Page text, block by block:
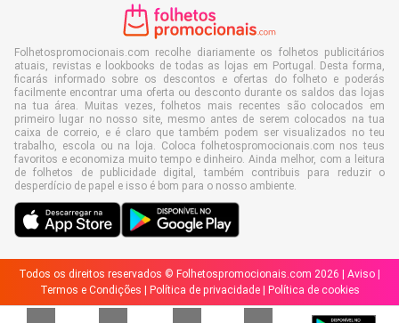
Folhetospromocionais.com recolhe diariamente os folhetos publicitários
atuais, revistas e lookbooks de todas as lojas em Portugal. Desta forma,
ficarás informado sobre os descontos e ofertas do folheto e poderás
facilmente encontrar uma oferta ou desconto durante os saldos das lojas
na tua área. Muitas vezes, folhetos mais recentes são colocados em
primeiro lugar no nosso site, mesmo antes de serem colocados na tua
caixa de correio, e é claro que também podem ser visualizados no teu
trabalho, escola ou na loja. Coloca folhetospromocionais.com nos teus
favoritos e economiza muito tempo e dinheiro. Ainda melhor, com a leitura
de folhetos de publicidade digital, também contribuis para reduzir o
desperdício de papel e isso é bom para o nosso ambiente.
Todos os direitos reservados © Folhetospromocionais.com 2026 | Aviso
Termos e Condições
Política de privacidade| Política de cookies